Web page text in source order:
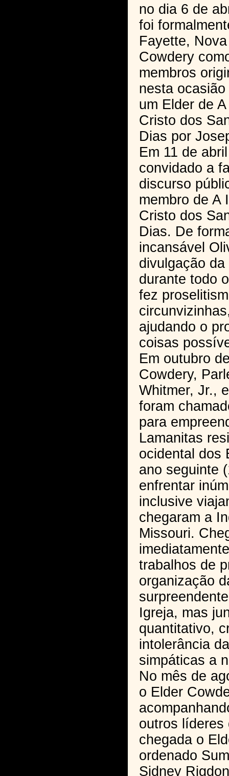
no dia 6 de
foi
Fayette,
Cowdery
membros
nesta
um Elder de
Cristo dos
Dias por
Em 11 de
convidado a
discurso
membro de A
Cristo dos
Dias. De
incansável
divulgação
durante todo
fez
ajudando o
coisas
Em outubro
Cowdery,
Whitmer, Jr.,
foram
para
Lamanitas
ocidental dos
ano seguinte
enfrentar
inclusive
chegaram a
Missouri.
trabalhos de
organização
Igreja, mas
quantitativo,
intolerância
simpáticas a
No mês de
o Elder
outros líderes
chegada o
ordenado
Sidney